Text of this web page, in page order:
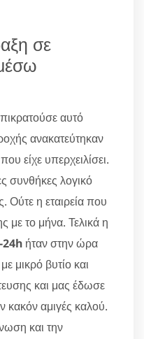
σε
αυτό
ανακατεύτηκαν
είχε υπερχειλίσει.
συνθήκες λογικό
Ούτε η εταιρεία που
με το μήνα. Τελικά η
ήταν στην ώρα
μικρό βυτίο και
και μας έδωσε
αμιγές καλού.
και την